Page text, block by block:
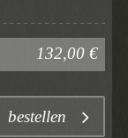
132,00 €
bestellen